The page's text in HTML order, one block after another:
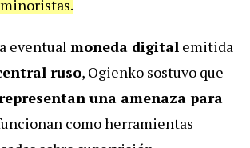
eventual moneda digital emitida
ruso, Ogienko sostuvo que
una amenaza para
como herramientas